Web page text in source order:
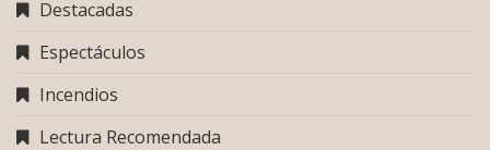
Destacadas
Espectáculos
Incendios
Lectura Recomendada